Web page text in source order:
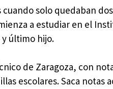
solo quedaban
a estudiar en el
y último hijo.
de Zaragoza, con
escolares. Saca